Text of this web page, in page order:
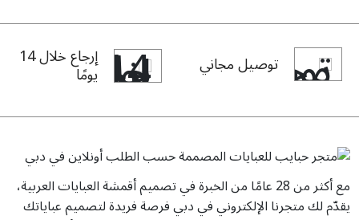
توصيل مجاني إرجاع خلال 14
يومًا
مع أكثر من 28 عامًا من الخبرة في تصميم أقمشة العبايات العربية،
يقدّم لك متجرنا الإلكتروني في دبي فرصة فريدة لتصميم عباياتك